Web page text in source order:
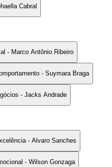
Cabral
- Marco Antônio Ribeiro
- Suymara Braga
- Jacks Andrade
- Alvaro Sanches
- Wilson Gonzaga